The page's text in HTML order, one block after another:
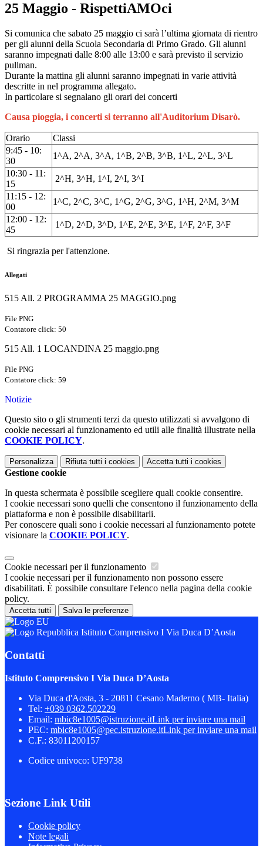
25 Maggio - RispettiAMOci
Si comunica che sabato 25 maggio ci sarà l’ultima giornata di rientro
per gli alunni della Scuola Secondaria di Primo Grado. Gli alunni
saranno impegnati dalle 8:00 alle 13:00 e sarà previsto il servizio
pullman.
Durante la mattina gli alunni saranno impegnati in varie attività
descritte in nel programma allegato.
In particolare si segnalano gli orari dei concerti
Causa pioggia, i concerti si terranno all'Auditorium Disarò.
Orario
Classi
9:45 - 10:
30
1^A, 2^A, 3^A, 1^B, 2^B, 3^B, 1^L, 2^L, 3^L
10:30 - 11:
15
2^H, 3^H, 1^I, 2^I, 3^I
11:15 - 12:
00
1^C, 2^C, 3^C, 1^G, 2^G, 3^G, 1^H, 2^M, 3^M
12:00 - 12:
45
1^D, 2^D, 3^D, 1^E, 2^E, 3^E, 1^F, 2^F, 3^F
Si ringrazia per l'attenzione.
Allegati
515 All. 2 PROGRAMMA 25 MAGGIO.png
File PNG
Contatore click: 50
515 All. 1 LOCANDINA 25 maggio.png
File PNG
Contatore click: 59
Notizie
Questo sito o gli strumenti terzi da questo utilizzati si avvalgono di
cookie necessari al funzionamento ed utili alle finalità illustrate nella
COOKIE POLICY.
Personalizza Rifiuta tutti i cookies Accetta tutti i cookies
Gestione cookie
In questa schermata è possibile scegliere quali cookie consentire.
I cookie necessari sono quelli che consentono il funzionamento della
piattaforma e non è possibile disabilitarli.
Per conoscere quali sono i cookie necessari al funzionamento potete
visionare la COOKIE POLICY.
Cookie necessari per il funzionamento
I cookie necessari per il funzionamento non possono essere
disabilitati. È possibile consultare l'elenco nella pagina della cookie
policy.
Accetta tutti Salva le preferenze
Istituto Comprensivo I Via Duca D’Aosta
Contatti
Istituto Comprensivo I Via Duca D’Aosta
Via Duca d'Aosta, 3 - 20811 Cesano Maderno ( MB- Italia)
Tel: +039 0362.502229
Email: mbic8e1005@istruzione.itLink per inviare una mail
PEC: mbic8e1005@pec.istruzione.itLink per inviare una mail
C.F.: 83011200157
Codice univoco: UF9738
Sezione Link Utili
Cookie policy
Note legali